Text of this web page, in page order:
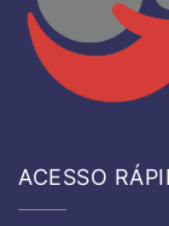
ACESSO